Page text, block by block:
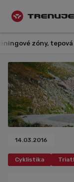
Blog
14.03.2016
Cyklistika